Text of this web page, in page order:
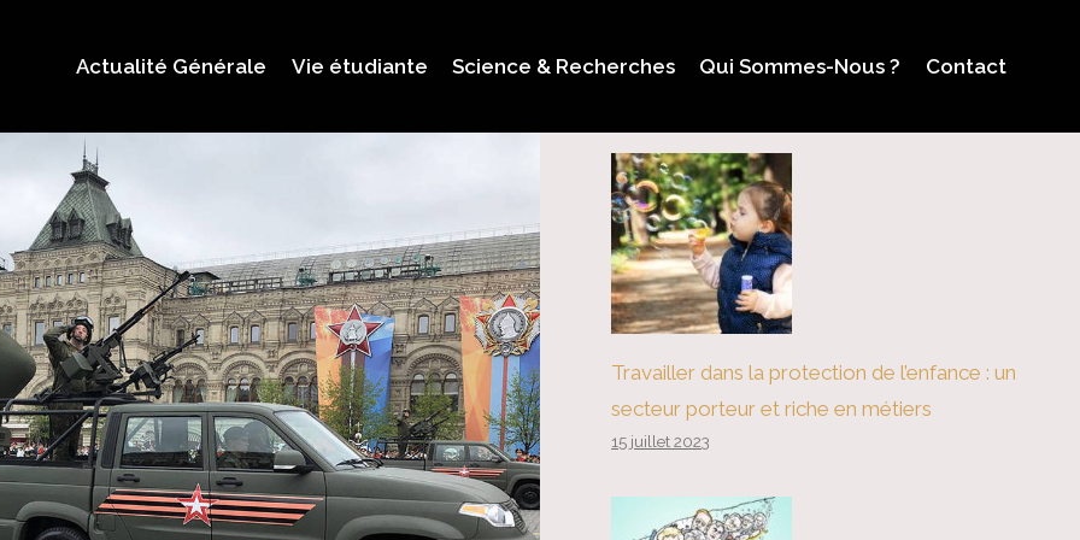
Actualité Générale Vie étudiante Science & Recherches Qui Sommes-Nous ? Contact
Travailler dans la protection de l’enfance : un
secteur porteur et riche en métiers
15 juillet 2023